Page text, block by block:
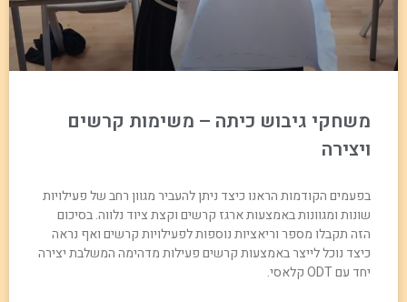
משחקי גיבוש כיתה – משימות קרשים
ויצירה
בפעמים הקודמות הראנו כיצד ניתן להעביר מגוון רחב של פעילויות
שונות ומגוונות באמצעות ארגז קרשים וקצת ציוד נלווה. בסיכום
הזה תקבלו מספר וריאציות נוספות לפעילויות קרשים ואף נראה
כיצד נוכל לייצר באמצעות קרשים פעילות מדהימה המשלבת יצירה
יחד עם ODT קלאסי.